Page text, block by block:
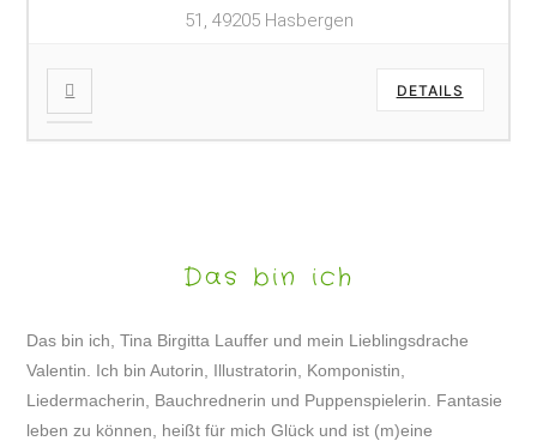
51, 49205 Hasbergen
DETAILS
Das bin ich
Das bin ich, Tina Birgitta Lauffer und mein Lieblingsdrache
Valentin. Ich bin Autorin, Illustratorin, Komponistin,
Liedermacherin, Bauchrednerin und Puppenspielerin. Fantasie
leben zu können, heißt für mich Glück und ist (m)eine